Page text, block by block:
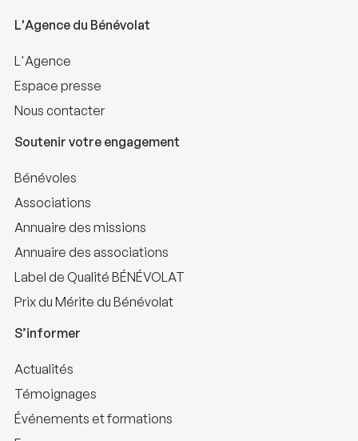
L'Agence du Bénévolat
L'Agence
Espace presse
Nous contacter
Soutenir votre engagement
Bénévoles
Associations
Annuaire des missions
Annuaire des associations
Label de Qualité BÉNÉVOLAT
Prix du Mérite du Bénévolat
S’informer
Actualités
Témoignages
Événements et formations